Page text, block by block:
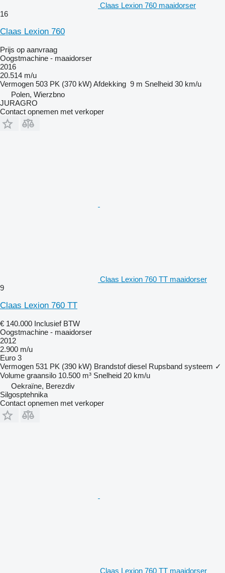
Claas Lexion 760 maaidorser
16
Claas Lexion 760
Prijs op aanvraag
Oogstmachine - maaidorser
2016
20.514 m/u
Vermogen 503 PK (370 kW) Afdekking 9 m Snelheid 30 km/u
Polen, Wierzbno
JURAGRO
Contact opnemen met verkoper
Claas Lexion 760 TT maaidorser
9
Claas Lexion 760 TT
€ 140.000 Inclusief BTW
Oogstmachine - maaidorser
2012
2.900 m/u
Euro 3
Vermogen 531 PK (390 kW) Brandstof diesel Rupsband systeem ✓
Volume graansilo 10.500 m³ Snelheid 20 km/u
Oekraïne, Berezdiv
Silgosptehnika
Contact opnemen met verkoper
Claas Lexion 760 TT maaidorser